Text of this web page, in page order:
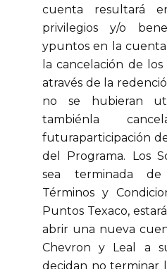
cuenta resultará
privilegios y/o
ypuntos en la
la cancelación de
através de la
no se hubieran
tambiénla
futuraparticipación
del Programa. Los
sea terminada
Términos y
Puntos Texaco,
abrir una nueva
Chevron y Leal a
decidan no terminar